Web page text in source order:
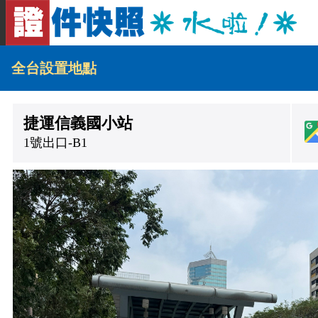
全台設置地點
捷運信義國小站
1號出口-B1